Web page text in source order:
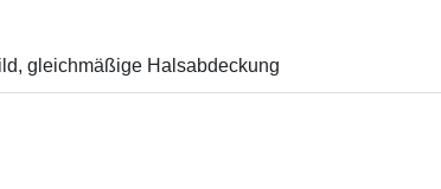
gleichmäßige Halsabdeckung